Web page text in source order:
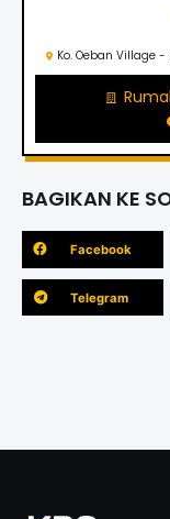
Ko. Oeban Village -
BAGIKAN KE
Facebook
Telegram